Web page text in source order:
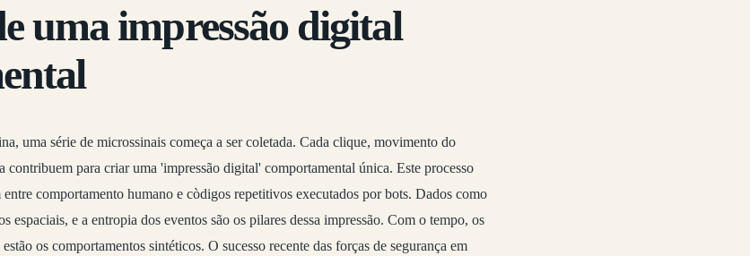
uma impressão digital
uma série de microssinais começa a ser coletada. Cada clique, movimento do
contribuem para criar uma 'impressão digital' comportamental única. Este processo
comportamento humano e còdigos repetitivos executados por bots. Dados como
espaciais, e a entropia dos eventos são os pilares dessa impressão. Com o tempo, os
os comportamentos sintéticos. O sucesso recente das forças de segurança em